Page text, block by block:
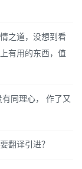
之道，没想到看
有用的东西，值
同理心， 作了又
翻译引进？